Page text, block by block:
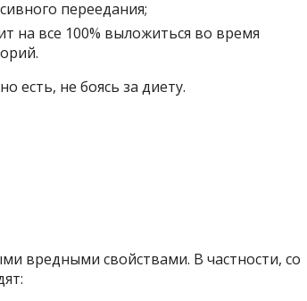
переедания;
на все 100% выложиться во время
есть, не боясь за диету.
вредными свойствами. В частности, со